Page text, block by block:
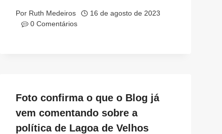
Por Ruth Medeiros
16 de agosto de 2023
0 Comentários
Foto confirma o que o Blog já
vem comentando sobre a
política de Lagoa de Velhos